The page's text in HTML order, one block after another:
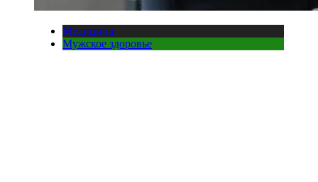
Медицина
Мужское здоровье